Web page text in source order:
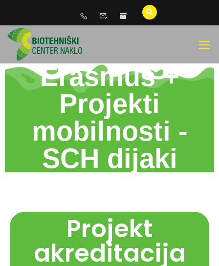
Erasmus +
Projekti
mobilnosti -
SCH dijaki
Projekt
akreditacija